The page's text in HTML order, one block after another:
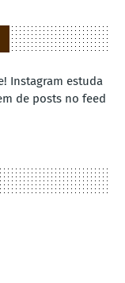
Instagram estuda
de posts no feed